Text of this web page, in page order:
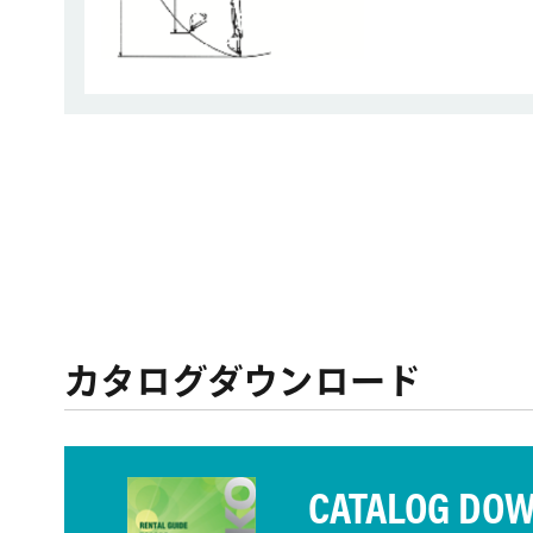
カタログダウンロード
CATALOG